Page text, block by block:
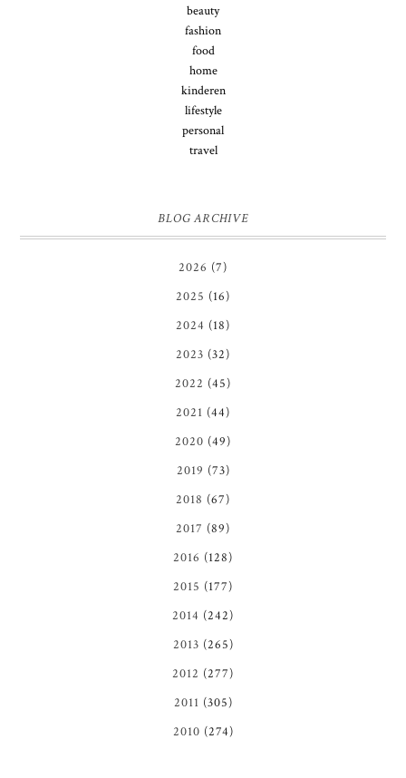
beauty
fashion
food
home
kinderen
lifestyle
personal
travel
BLOG ARCHIVE
2026 (7)
2025 (16)
2024 (18)
2023 (32)
2022 (45)
2021 (44)
2020 (49)
2019 (73)
2018 (67)
2017 (89)
2016 (128)
2015 (177)
2014 (242)
2013 (265)
2012 (277)
2011 (305)
2010 (274)